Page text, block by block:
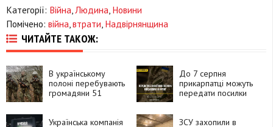
Категорії: Війна Людина Новини
Помічено: війна втрати Надвірнянщина
ЧИТАЙТЕ ТАКОЖ:
В українському
полоні перебувають
громадяни 51
До 7 серпня
прикарпатці можуть
передати посилки
Українська компанія
ЗСУ захопили в